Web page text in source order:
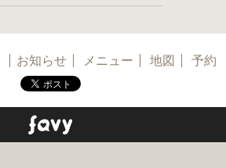
お知らせ メニュー 地図 予約